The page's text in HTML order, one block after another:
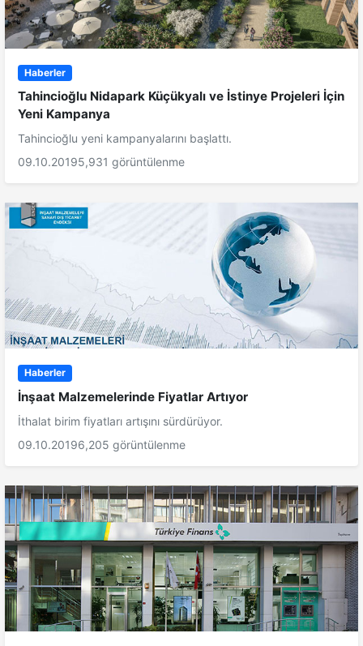
Haberler
Tahincioğlu Nidapark Küçükyalı ve İstinye Projeleri İçin
Yeni Kampanya
Tahincioğlu yeni kampanyalarını başlattı.
09.10.20195,931 görüntülenme
Haberler
İnşaat Malzemelerinde Fiyatlar Artıyor
İthalat birim fiyatları artışını sürdürüyor.
09.10.20196,205 görüntülenme